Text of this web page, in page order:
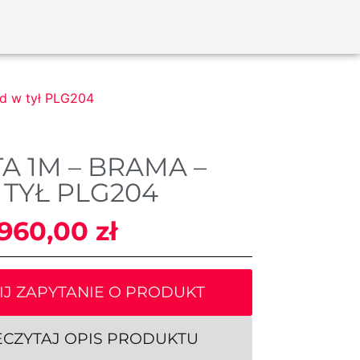
w tył PLG204
1M – BRAMA –
PLG204
zł
ZAPYTANIE O PRODUKT
OPIS PRODUKTU